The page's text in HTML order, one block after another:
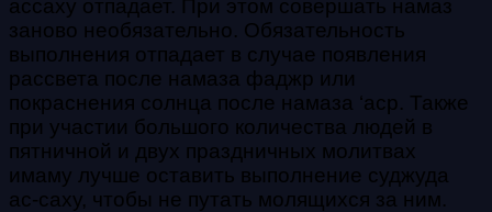
ассаху отпадает. При этом совершать намаз
заново необязательно. Обязательность
выполнения отпадает в случае появления
рассвета после намаза фаджр или
покраснения солнца после намаза ‘аср. Также
при участии большого количества людей в
пятничной и двух праздничных молитвах
имаму лучше оставить выполнение суджуда
ас-саху, чтобы не путать молящихся за ним.